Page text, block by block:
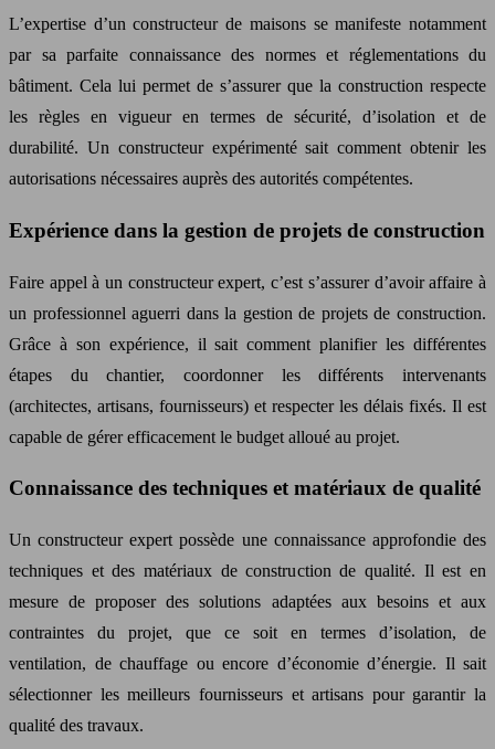
L’expertise d’un constructeur de maisons se manifeste notamment
par sa parfaite connaissance des normes et réglementations du
bâtiment. Cela lui permet de s’assurer que la construction respecte
les règles en vigueur en termes de sécurité, d’isolation et de
durabilité. Un constructeur expérimenté sait comment obtenir les
autorisations nécessaires auprès des autorités compétentes.
Expérience dans la gestion de projets de construction
Faire appel à un constructeur expert, c’est s’assurer d’avoir affaire à
un professionnel aguerri dans la gestion de projets de construction.
Grâce à son expérience, il sait comment planifier les différentes
étapes du chantier, coordonner les différents intervenants
(architectes, artisans, fournisseurs) et respecter les délais fixés. Il est
capable de gérer efficacement le budget alloué au projet.
Connaissance des techniques et matériaux de qualité
Un constructeur expert possède une connaissance approfondie des
techniques et des matériaux de construction de qualité. Il est en
mesure de proposer des solutions adaptées aux besoins et aux
contraintes du projet, que ce soit en termes d’isolation, de
ventilation, de chauffage ou encore d’économie d’énergie. Il sait
sélectionner les meilleurs fournisseurs et artisans pour garantir la
qualité des travaux.